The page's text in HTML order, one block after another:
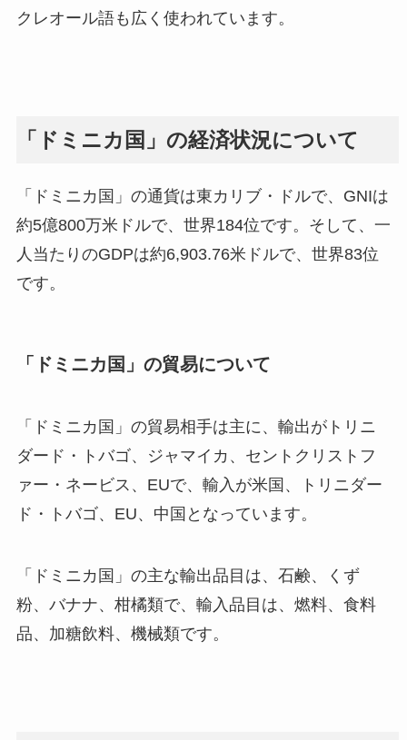
クレオール語も広く使われています。
「ドミニカ国」の経済状況について
「ドミニカ国」の通貨は東カリブ・ドルで、GNIは
約5億800万米ドルで、世界184位です。そして、一
人当たりのGDPは約6,903.76米ドルで、世界83位
です。
「ドミニカ国」の貿易について
「ドミニカ国」の貿易相手は主に、輸出がトリニ
ダード・トバゴ、ジャマイカ、セントクリストフ
ァー・ネービス、EUで、輸入が米国、トリニダー
ド・トバゴ、EU、中国となっています。
「ドミニカ国」の主な輸出品目は、石鹸、くず
粉、バナナ、柑橘類で、輸入品目は、燃料、食料
品、加糖飲料、機械類です。